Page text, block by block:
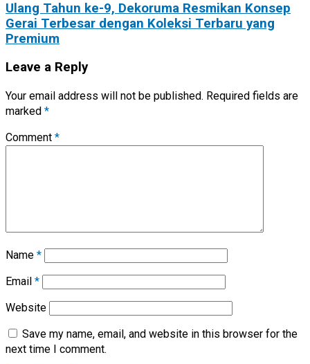
Ulang Tahun ke-9, Dekoruma Resmikan Konsep
Gerai Terbesar dengan Koleksi Terbaru yang
Premium
Leave a Reply
Your email address will not be published. Required fields are
marked *
Comment *
Name *
Email *
Website
Save my name, email, and website in this browser for the
next time I comment.